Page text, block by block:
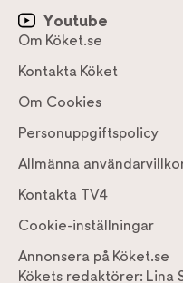
Youtube
Om Köket.se
Kontakta Köket
Om Cookies
Personuppgiftspolicy
Allmänna
Kontakta TV4
Cookie-inställningar
Annonsera på Köket.se
Kökets redaktörer: Lina